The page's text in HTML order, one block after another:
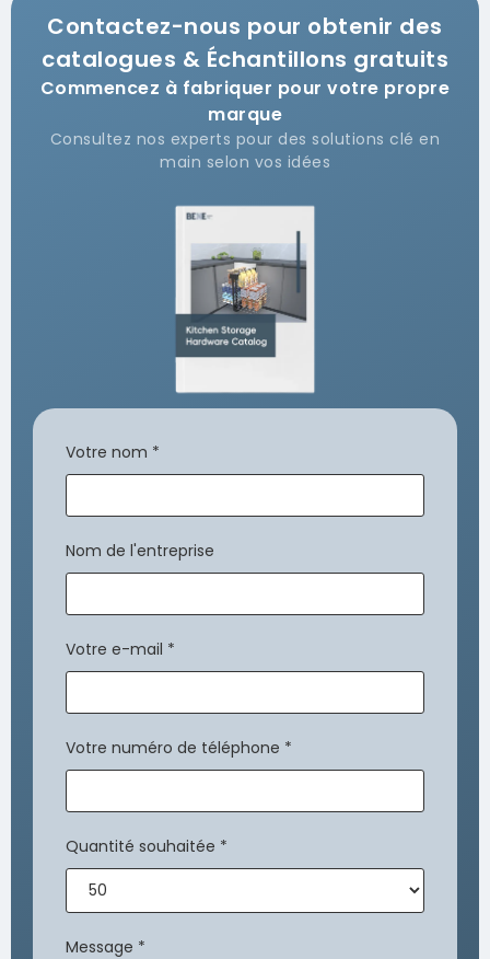
Contactez-nous pour obtenir des
catalogues & Échantillons gratuits
Commencez à fabriquer pour votre propre
marque
Consultez nos experts pour des solutions clé en
main selon vos idées
Votre nom *
Nom de l'entreprise
Votre e-mail *
Votre numéro de téléphone *
Quantité souhaitée *
Message *